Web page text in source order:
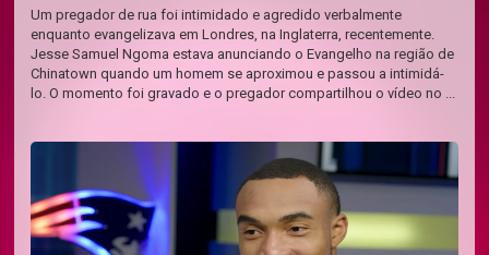
Um pregador de rua foi intimidado e agredido verbalmente
enquanto evangelizava em Londres, na Inglaterra, recentemente.
Jesse Samuel Ngoma estava anunciando o Evangelho na região de
Chinatown quando um homem se aproximou e passou a intimidá-
lo. O momento foi gravado e o pregador compartilhou o vídeo no ...